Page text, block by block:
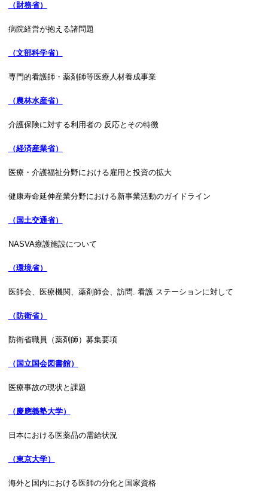
（財務省）
病院経営が抱える諸問題
（文部科学省）
専門的看護師・薬剤師等医療人材養成事業
（農林水産省）
介護保険に対する利用者の 反応とその特徴
（経済産業省）
医療・介護福祉分野における雇用と投資の拡大
健康寿命延伸産業分野における新事業活動のガイドライン
（国土交通省）
NASVA療護施設について
（環境省）
医師会、医療機関、薬剤師会、訪問. 看護 ステーションに対して
（防衛省）
防衛省職員（薬剤師）募集要項
（国立国会図書館）
医療事故の現状と課題
（慶應義塾大学）
日本における医薬品の需給状況
（東京大学）
海外と国内における医師の分化と国家資格